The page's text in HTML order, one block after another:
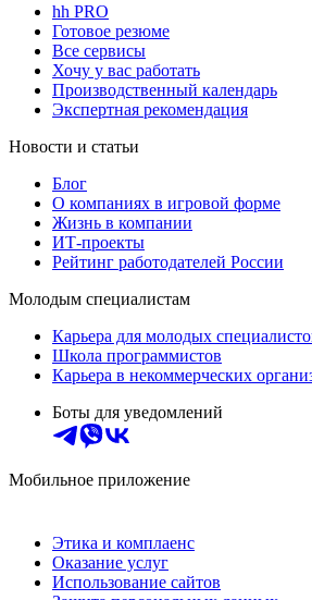
hh PRO
Готовое резюме
Все сервисы
Хочу у вас работать
Производственный календарь
Экспертная рекомендация
Новости и статьи
Блог
О компаниях в игровой форме
Жизнь в компании
ИТ-проекты
Рейтинг работодателей России
Молодым специалистам
Карьера для молодых
Школа программистов
Карьера в некоммерческих
Боты для уведомлений
Мобильное приложение
Этика и комплаенс
Оказание услуг
Использование сайтов